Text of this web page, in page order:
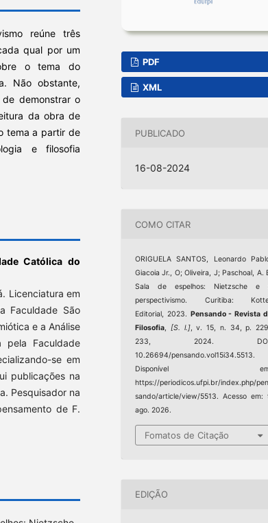
reúne três
qual por um
o tema do
Não obstante,
demonstrar o
da obra de
tema a partir de
e filosofia
Católica do
Licenciatura em
Faculdade São
e a Análise
pela Faculdade
se em
publicações na
Pesquisador na
de F.
PDF
XML
PUBLICADO
16-08-2024
COMO CITAR
ORIGUELA SANTOS, Leonardo
Giacoia Jr., O; Oliveira, J; Paschoal, A.
Sala de espelhos: Nietzsche e
perspectivismo. Curitiba:
Editorial, 2023. Pensando - Revista
Filosofia, [S. l.], v. 15, n. 34, p.
233, 2024.
10.26694/pensando.vol15i34.5513.
Disponível
https://periodicos.ufpi.br/index.php/pen
sando/article/view/5513. Acesso em:
ago. 2026.
Fomatos de Citação
EDIÇÃO